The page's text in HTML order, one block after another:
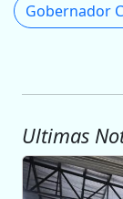
Gobernador
Ultimas